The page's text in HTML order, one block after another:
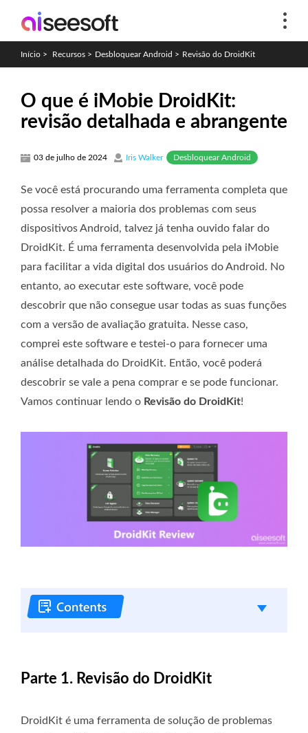
Início > Recursos > Desbloquear Android > Revisão do DroidKit
O que é iMobie DroidKit:
revisão detalhada e abrangente
03 de julho de 2024 Iris Walker Desbloquear Android
Se você está procurando uma ferramenta completa que
possa resolver a maioria dos problemas com seus
dispositivos Android, talvez já tenha ouvido falar do
DroidKit. É uma ferramenta desenvolvida pela iMobie
para facilitar a vida digital dos usuários do Android. No
entanto, ao executar este software, você pode
descobrir que não consegue usar todas as suas funções
com a versão de avaliação gratuita. Nesse caso,
comprei este software e testei-o para fornecer uma
análise detalhada do DroidKit. Então, você poderá
descobrir se vale a pena comprar e se pode funcionar.
Vamos continuar lendo o Revisão do DroidKit!
Parte 1. Revisão do DroidKit
DroidKit é uma ferramenta de solução de problemas